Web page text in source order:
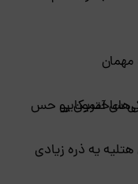
ساختمون رو حس
آمریکایی
یه ذره زیادی